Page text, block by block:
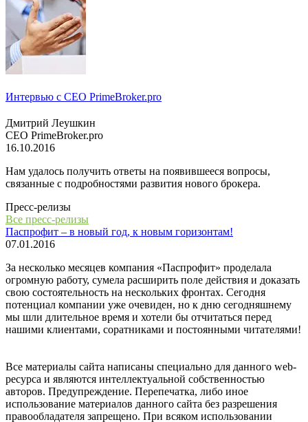
Интервью с СЕО PrimeBroker.pro
Дмитрий Леушкин
СЕО PrimeBroker.pro
16.10.2016
Нам удалось получить ответы на появившееся вопросы,
связанные с подробностями развития нового брокера.
Пресс-релизы
Все пресс-релизы
Паспрофит – в новый год, к новым горизонтам!
07.01.2016
За несколько месяцев компания «Паспрофит» проделала
огромную работу, сумела расширить поле действия и доказать
свою состоятельность на нескольких фронтах. Сегодня
потенциал компании уже очевиден, но к дню сегодняшнему
мы шли длительное время и хотели бы отчитаться перед
нашими клиентами, соратниками и постоянными читателями!
Все материалы сайта написаны специально для данного web-
ресурса и являются интеллектуальной собственностью
авторов. Предупреждение. Перепечатка, либо иное
использование материалов данного сайта без разрешения
правообладателя запрещено. При всяком использовании